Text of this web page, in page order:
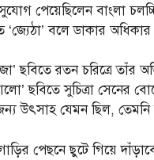
পেয়েছিলেন বাংলা
‘জ্যেঠা’ বলে ডাকার
ছবিতে রতন চরিত্রে
ছবিতে সুচিত্রা সেনের
উৎসাহ যেমন ছিল,
পেছনে ছুটে গিয়ে